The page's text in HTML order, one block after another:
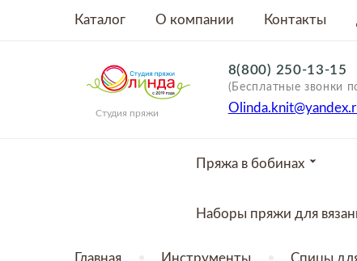
Каталог О компании Контакты
Студия пряжи
8(800) 250-13-15
(Бесплатные звонки
Пряжа в бобинах
Наборы пряжи для
Главная Инструменты Спицы